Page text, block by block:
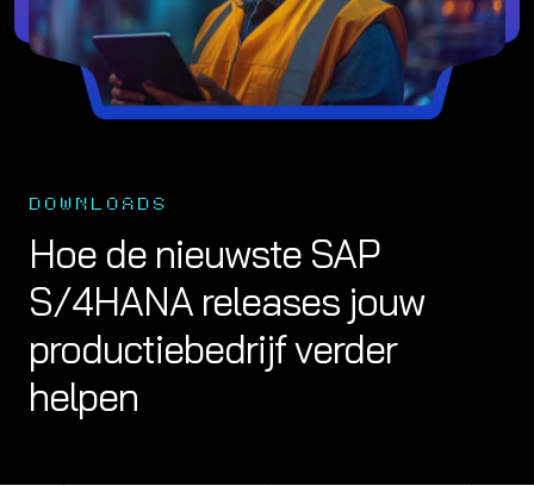
DOWNLOADS
Hoe de nieuwste SAP
S/4HANA releases jouw
productiebedrijf verder
helpen